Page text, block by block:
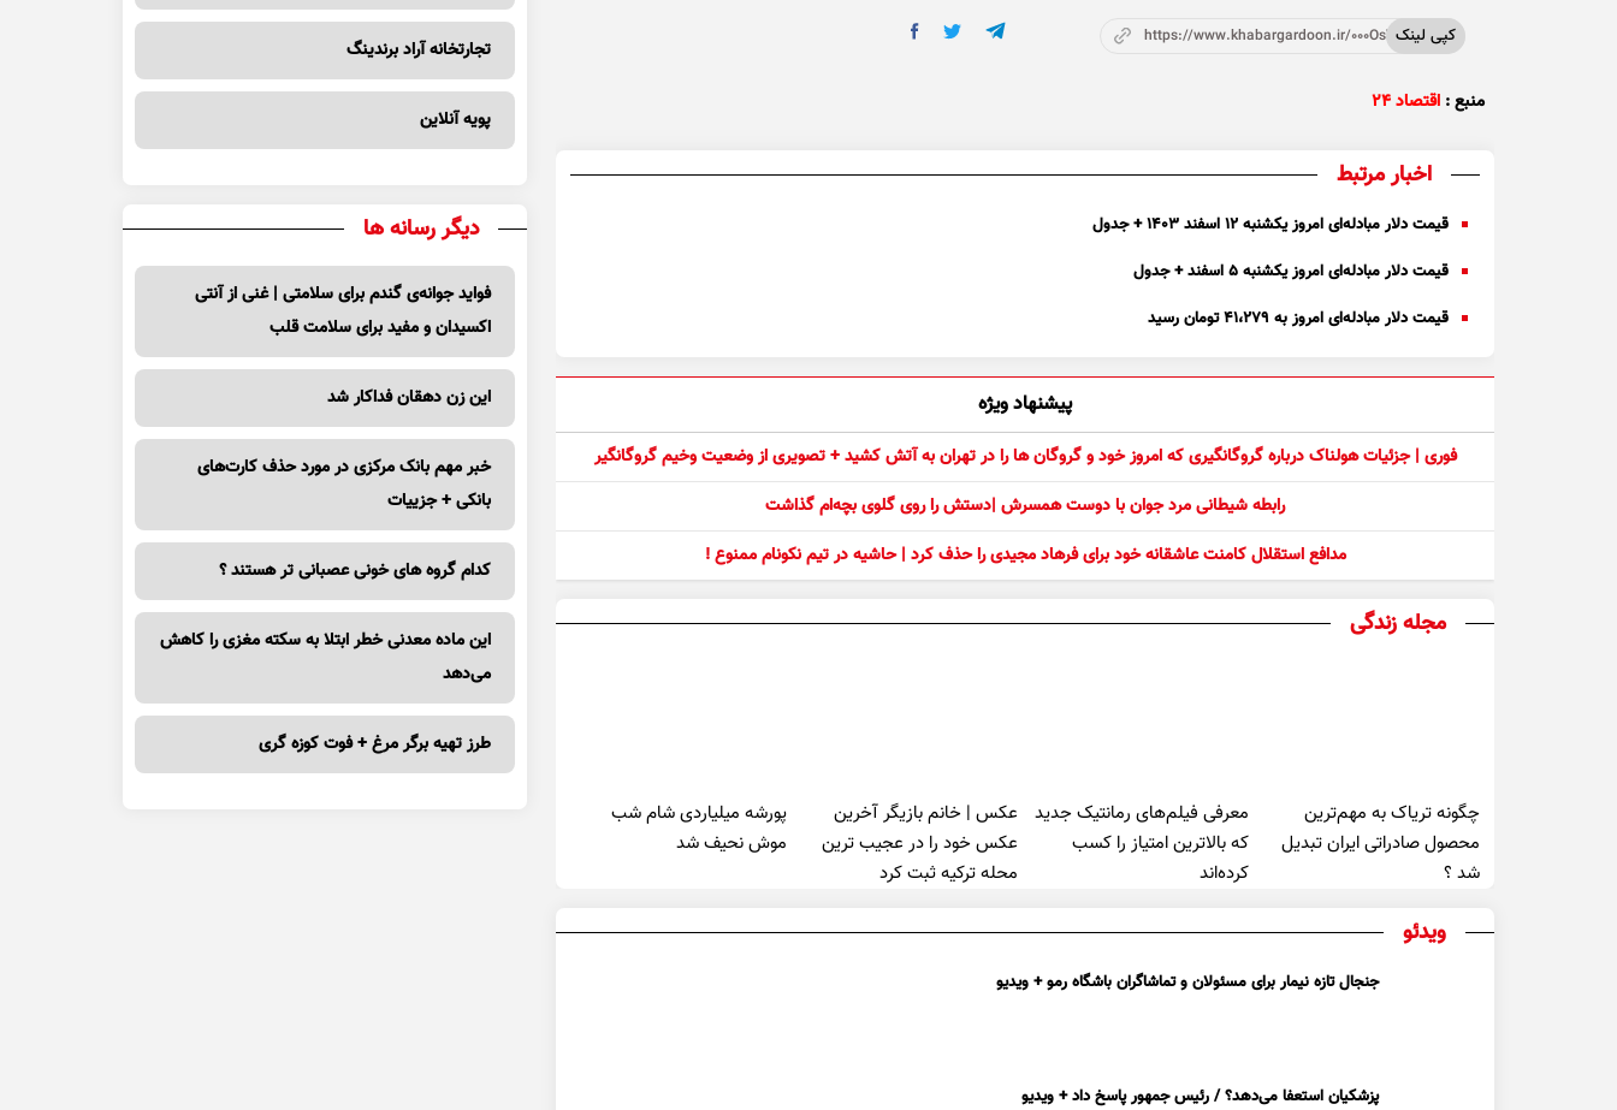
کپی لینکhttps://www.khabargardoon.ir/000OsV
منبع : اقتصاد ۲۴
اخبار مرتبط
قیمت دلار مبادله‌ای امروز یکشنبه ۱۲ اسفند ۱۴۰۳ + جدول
قیمت دلار مبادله‌ای امروز یکشنبه ۵ اسفند + جدول
قیمت دلار مبادله‌ای امروز به ۴۱،۲۷۹ تومان رسید
پیشنهاد ویژه
فوری | جزئیات هولناک درباره گروگانگیری که امروز خود و گروگان ها را در تهران به آتش کشید + تصویری از وضعیت وخیم گروگانگیر
رابطه شیطانی مرد جوان با دوست همسرش |دستش را روی گلوی بچه‌ام گذاشت
مدافع استقلال کامنت عاشقانه خود برای فرهاد مجیدی را حذف کرد | حاشیه در تیم نکونام ممنوع !
مجله زندگی
چگونه تریاک به مهم‌ترین
محصول صادراتی ایران تبدیل
شد ؟
معرفی فیلم‌های رمانتیک جدید
که بالاترین امتیاز را کسب
کرده‌اند
عکس | خانم بازیگر آخرین
عکس خود را در عجیب ترین
محله ترکیه ثبت کرد
پورشه میلیاردی شام شب
موش‌ نحیف شد
ویدئو
جنجال تازه نیمار برای مسئولان و تماشاگران باشگاه رمو + ویدیو
پزشکیان استعفا می‌دهد؟ / رئیس جمهور پاسخ داد + ویدیو
تجارتخانه آراد برندینگ
پویه آنلاین
دیگر رسانه ها
فواید جوانه‌ی گندم برای سلامتی | غنی از آنتی
اکسیدان و مفید برای سلامت قلب
این زن دهقان فداکار شد
خبر مهم بانک مرکزی در مورد حذف کارت‌های
بانکی + جزییات
کدام گروه های خونی عصبانی تر هستند ؟
این ماده معدنی خطر ابتلا به سکته مغزی را کاهش
می‌دهد
طرز تهیه برگر مرغ + فوت کوزه گری